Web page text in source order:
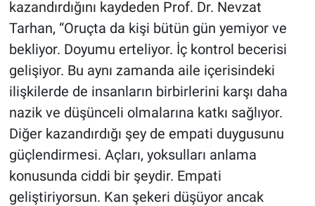
kazandırdığını kaydeden Prof. Dr. Nevzat
Tarhan, “Oruçta da kişi bütün gün yemiyor ve
bekliyor. Doyumu erteliyor. İç kontrol becerisi
gelişiyor. Bu aynı zamanda aile içerisindeki
ilişkilerde de insanların birbirlerini karşı daha
nazik ve düşünceli olmalarına katkı sağlıyor.
Diğer kazandırdığı şey de empati duygusunu
güçlendirmesi. Açları, yoksulları anlama
konusunda ciddi bir şeydir. Empati
geliştiriyorsun. Kan şekeri düşüyor ancak